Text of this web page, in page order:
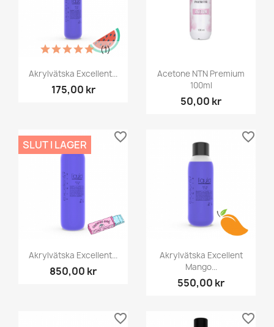
Akrylvätska Excellent...
175,00 kr
(1)
Acetone NTN Premium
100ml
50,00 kr
Akrylvätska Excellent...
850,00 kr
SLUT I LAGER
favorite_border
Akrylvätska Excellent
Mango...
550,00 kr
favorite_border
favorite_border favorite_border